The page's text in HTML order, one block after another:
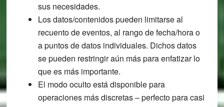
sus necesidades.
Los datos/contenidos pueden limitarse al
recuento de eventos, al rango de fecha/hora o
a puntos de datos individuales. Dichos datos
se pueden restringir aún más para enfatizar lo
que es más importante.
El modo oculto está disponible para
operaciones más discretas – perfecto para casi